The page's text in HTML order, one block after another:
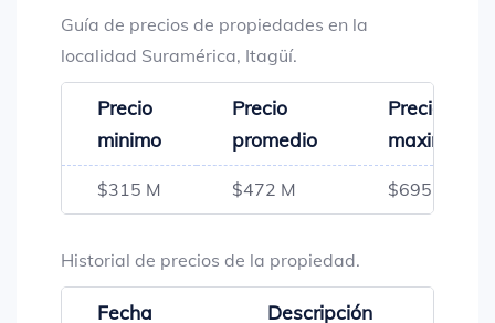
Guía de precios de propiedades en la
localidad Suramérica, Itagüí.
Precio
minimo
Precio
promedio
Precio
maximo
$315 M $472 M $695 M
Historial de precios de la propiedad.
Fecha Descripción